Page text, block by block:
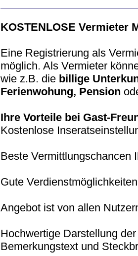
KOSTENLOSE Vermieter
Eine Registrierung als
möglich. Als Vermieter
wie z.B. die billige
Ferienwohung, Pension
Ihre Vorteile bei Gast-
Kostenlose
Beste Vermittlungschancen
Gute
Angebot ist von allen
Hochwertige Darstellung
Bemerkungstext und